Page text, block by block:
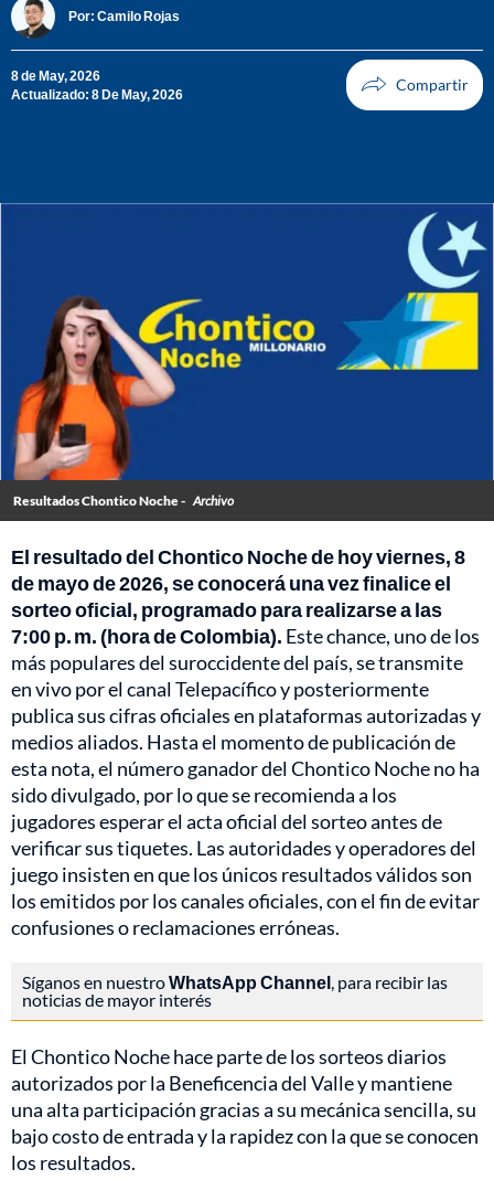
Por: Camilo Rojas
8 de May, 2026
Actualizado: 8 De May, 2026
Resultados Chontico Noche - Archivo
El resultado del Chontico Noche de hoy viernes, 8
de mayo de 2026, se conocerá una vez finalice el
sorteo oficial, programado para realizarse a las
7:00 p. m. (hora de Colombia). Este chance, uno de los
más populares del suroccidente del país, se transmite
en vivo por el canal Telepacífico y posteriormente
publica sus cifras oficiales en plataformas autorizadas y
medios aliados. Hasta el momento de publicación de
esta nota, el número ganador del Chontico Noche no ha
sido divulgado, por lo que se recomienda a los
jugadores esperar el acta oficial del sorteo antes de
verificar sus tiquetes. Las autoridades y operadores del
juego insisten en que los únicos resultados válidos son
los emitidos por los canales oficiales, con el fin de evitar
confusiones o reclamaciones erróneas.
Síganos en nuestroWhatsApp Channel, para recibir las
noticias de mayor interés
El Chontico Noche hace parte de los sorteos diarios
autorizados por la Beneficencia del Valle y mantiene
una alta participación gracias a su mecánica sencilla, su
bajo costo de entrada y la rapidez con la que se conocen
los resultados.